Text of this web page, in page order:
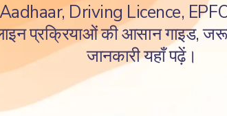
Driving Licence,
प्रक्रियाओं की आसान गाइड,
जानकारी यहाँ पढ़ें।